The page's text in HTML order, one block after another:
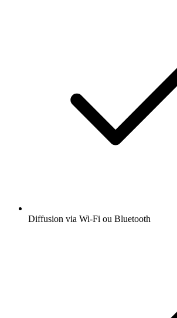
Diffusion via Wi-Fi ou Bluetooth